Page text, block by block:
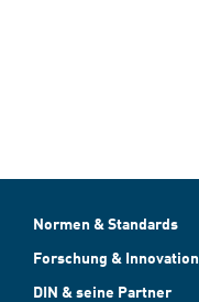
Normen & Standards
Forschung & Innovation
DIN & seine Partner